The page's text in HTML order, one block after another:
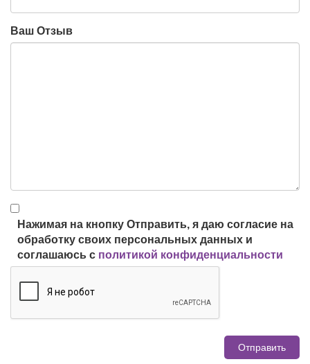
Ваш Отзыв
Нажимая на кнопку Отправить, я даю согласие на
обработку своих персональных данных и
соглашаюсь с политикой конфиденциальности